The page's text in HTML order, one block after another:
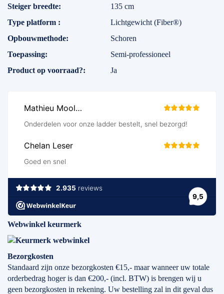
Steiger breedte
135 cm
Type platform
Lichtgewicht (Fiber®)
Opbouwmethode
Schoren
Toepassing
Semi-professioneel
Product op voorraad?
Ja
Webwinkel keurmerk
Bezorgkosten
Standaard zijn onze bezorgkosten €15,- maar wanneer uw totale
orderbedrag hoger is dan €200,- (incl. BTW) is brengen wij u
geen bezorgkosten in rekening. Uw bestelling zal in dit geval dus